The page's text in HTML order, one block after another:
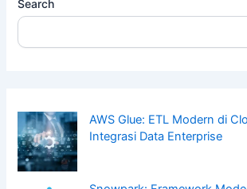
Search
AWS Glue: ETL Modern di
Integrasi Data Enterprise